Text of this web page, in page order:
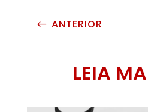
# ANTERIOR
LEIA